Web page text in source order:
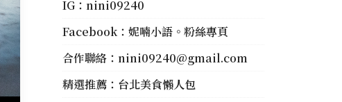
IG：nini09240
Facebook：妮喃小語。粉絲專頁
合作聯絡：nini09240@gmail.com
精選推薦： 台北美食懶人包